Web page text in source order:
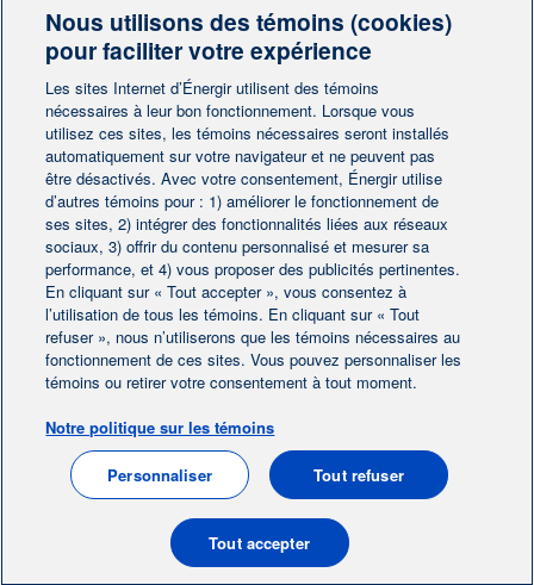
Besoin de plus d'information?
Contactez-nous
Contactez-nous
Accueil | Contactez-nous |
Préférences des témoins | Avis juridique
Protection des renseignements personnels
© 2004-2026, Énergir. Tous droits réservés.
Nous utilisons des témoins (cookies)
pour faciliter votre expérience
Les sites Internet d’Énergir utilisent des témoins
nécessaires à leur bon fonctionnement. Lorsque vous
utilisez ces sites, les témoins nécessaires seront installés
automatiquement sur votre navigateur et ne peuvent pas
être désactivés. Avec votre consentement, Énergir utilise
d’autres témoins pour : 1) améliorer le fonctionnement de
ses sites, 2) intégrer des fonctionnalités liées aux réseaux
sociaux, 3) offrir du contenu personnalisé et mesurer sa
performance, et 4) vous proposer des publicités pertinentes.
En cliquant sur « Tout accepter », vous consentez à
l’utilisation de tous les témoins. En cliquant sur « Tout
refuser », nous n’utiliserons que les témoins nécessaires au
fonctionnement de ces sites. Vous pouvez personnaliser les
témoins ou retirer votre consentement à tout moment.
Notre politique sur les témoins
Personnaliser Tout refuser
Tout accepter